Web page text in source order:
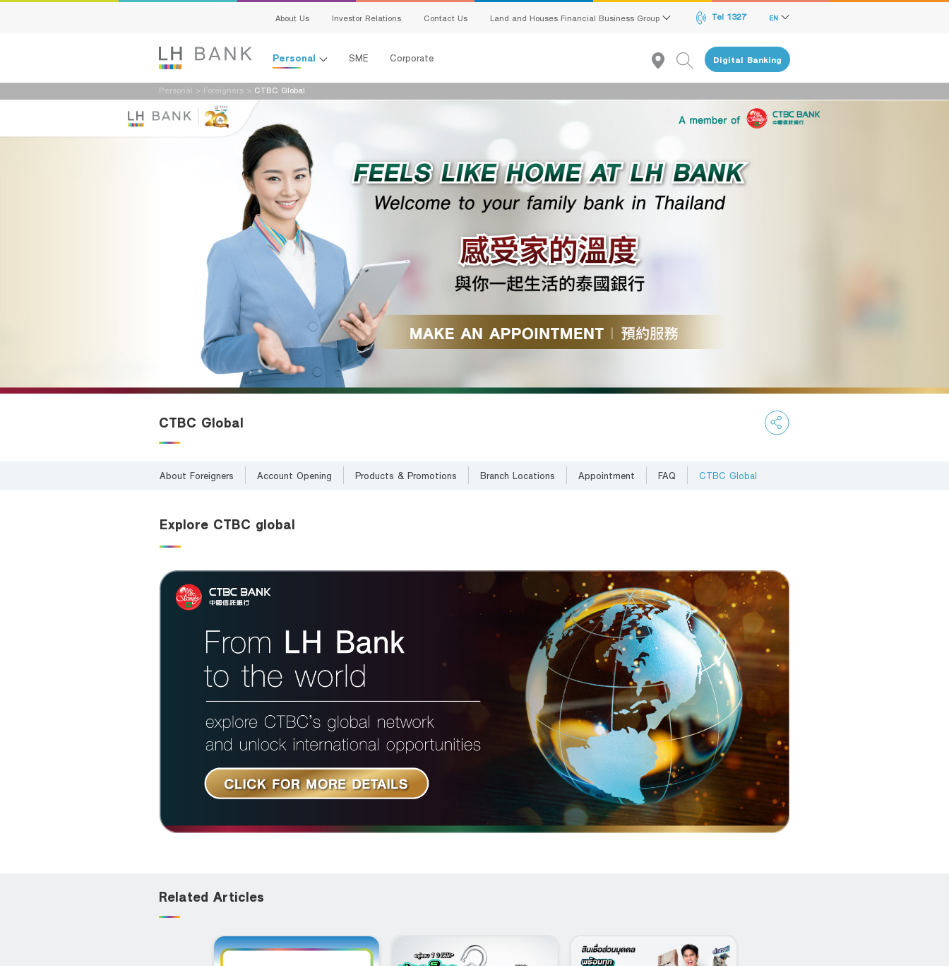
About Us Investor Relations Contact Us Land and Houses Financial Business Group Tel 1327 EN
Personal SME Corporate Digital Banking
Loans
Insurance
Investments
Services
Digital Banking
Family Banking
Foreigners
Personal > Foreigners > CTBC Global
CTBC Global
About Foreigners Account Opening Products & Promotions Branch Locations Appointment FAQ CTBC Global
Explore CTBC global
Related Articles